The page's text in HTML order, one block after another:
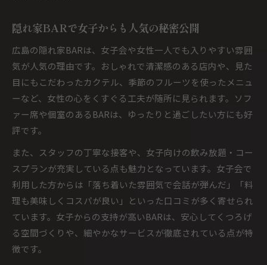
隠れ家BARで女子からも人気の秘密公開
広島の隠れ家BARは、女子会や女性一人でも入りやすい雰囲
気が人気の理由です。おしゃれで清潔感のある店内や、見た
目にもこだわったカクテル、季節のフルーツを使ったメニュ
ーなど、女性の心をくすぐる工夫が随所に見られます。ソフ
ァー席や個室のあるBARは、ゆったりと過ごしたい方にも好
評です。
また、スタッフの丁寧な接客や、女子向けの飲み放題・コー
スプランが充実している点も魅力となっています。女子会で
利用した方からは「落ち着いた雰囲気で会話が弾んだ」「料
理も美味しくコスパが良い」といった口コミが多く寄せられ
ています。女子からの支持が高いBARは、安心してくつろげ
る空間づくりや、細やかなサービスが徹底されている点が特
徴です。